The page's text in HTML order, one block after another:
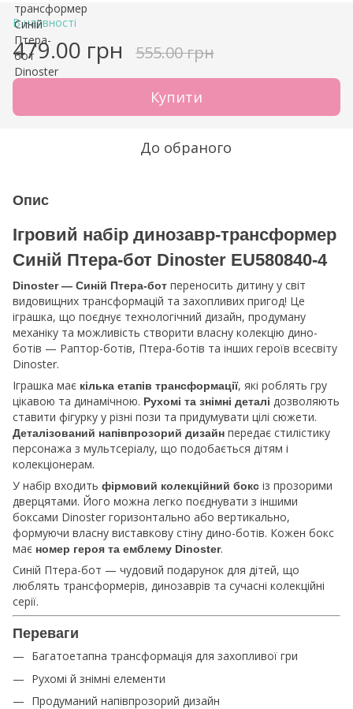
В наявності
479.00 грн 555.00 грн
Купити
До обраного
Опис
Ігровий набір динозавр-трансформер
Синій Птера-бот Dinoster EU580840-4
Dinoster — Синій Птера-бот переносить дитину у світ
видовищних трансформацій та захопливих пригод! Це
іграшка, що поєднує технологічний дизайн, продуману
механіку та можливість створити власну колекцію дино-
ботів — Раптор-ботів, Птера-ботів та інших героїв всесвіту
Dinoster.
Іграшка має кілька етапів трансформації, які роблять гру
цікавою та динамічною. Рухомі та знімні деталі дозволяють
ставити фігурку у різні пози та придумувати цілі сюжети.
Деталізований напівпрозорий дизайн передає стилістику
персонажа з мультсеріалу, що подобається дітям і
колекціонерам.
У набір входить фірмовий колекційний бокс із прозорими
дверцятами. Його можна легко поєднувати з іншими
боксами Dinoster горизонтально або вертикально,
формуючи власну виставкову стіну дино-ботів. Кожен бокс
має номер героя та емблему Dinoster.
Синій Птера-бот — чудовий подарунок для дітей, що
люблять трансформерів, динозаврів та сучасні колекційні
серії.
Переваги
Багатоетапна трансформація для захопливої гри
Рухомі й знімні елементи
Продуманий напівпрозорий дизайн